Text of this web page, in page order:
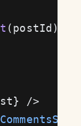
(postId);
/>